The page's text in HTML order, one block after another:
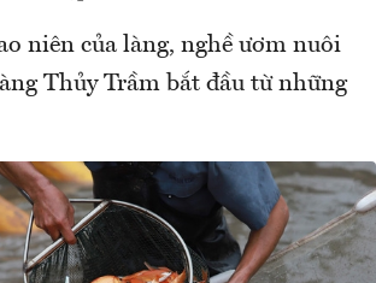
niên của làng, nghề ươm nuôi
Thủy Trầm bắt đầu từ những